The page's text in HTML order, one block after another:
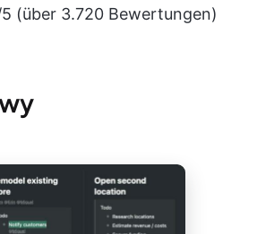
(über 3.720 Bewertungen)